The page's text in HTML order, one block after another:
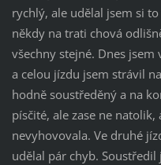
rychlý, ale udělal jsem si
někdy na trati chová
všechny stejné. Dnes
a celou jízdu jsem strávil
hodně soustředěný a na
písčité, ale zase ne
nevyhovovala. Ve druhé
udělal pár chyb.